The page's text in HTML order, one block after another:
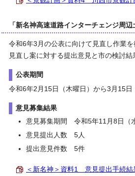
「新名神高速道路インターチェンジ周
令和6年3月の公表に向けて見直し作業
見直し案に対する提出意見と市の検討結
公表期間
令和6年2月15日（木曜日）から3月15日
意見募集結果
意見募集期間 令和5年11月8日（
意見提出人数 5人
提出意見件数 5件
＜新名神＞資料1 意見提出手続結